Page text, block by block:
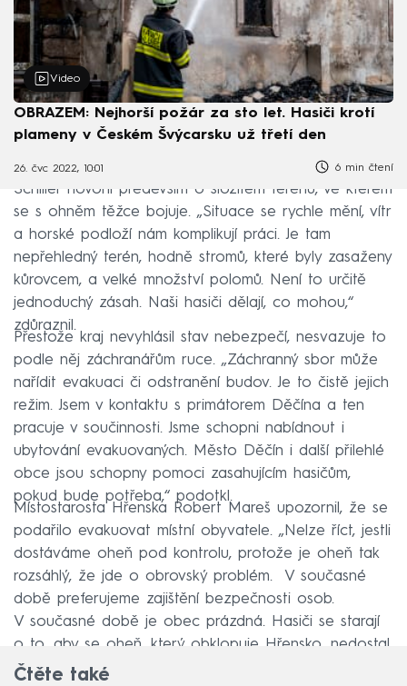
Video
OBRAZEM: Nejhorší požár za sto let. Hasiči krotí
plameny v Českém Švýcarsku už třetí den
26. čvc 2022, 10:01 6 min čtení
Schiller hovořil především o složitém terénu, ve kterém
se s ohněm těžce bojuje. „Situace se rychle mění, vítr
a horské podloží nám komplikují práci. Je tam
nepřehledný terén, hodně stromů, které byly zasaženy
kůrovcem, a velké množství polomů. Není to určitě
jednoduchý zásah. Naši hasiči dělají, co mohou,“
zdůraznil.
Přestože kraj nevyhlásil stav nebezpečí, nesvazuje to
podle něj záchranářům ruce. „Záchranný sbor může
nařídit evakuaci či odstranění budov. Je to čistě jejich
režim. Jsem v kontaktu s primátorem Děčína a ten
pracuje v součinnosti. Jsme schopni nabídnout i
ubytování evakuovaných. Město Děčín i další přilehlé
obce jsou schopny pomoci zasahujícím hasičům,
pokud bude potřeba,“ podotkl.
Místostarosta Hřenska Robert Mareš upozornil, že se
podařilo evakuovat místní obyvatele. „Nelze říct, jestli
dostáváme oheň pod kontrolu, protože je oheň tak
rozsáhlý, že jde o obrovský problém. V současné
době preferujeme zajištění bezpečnosti osob.
V současné době je obec prázdná. Hasiči se starají
o to, aby se oheň, který obklopuje Hřensko, nedostal
do obce a nezpůsobil tam škody,“ vysvětlil.
Čtěte také